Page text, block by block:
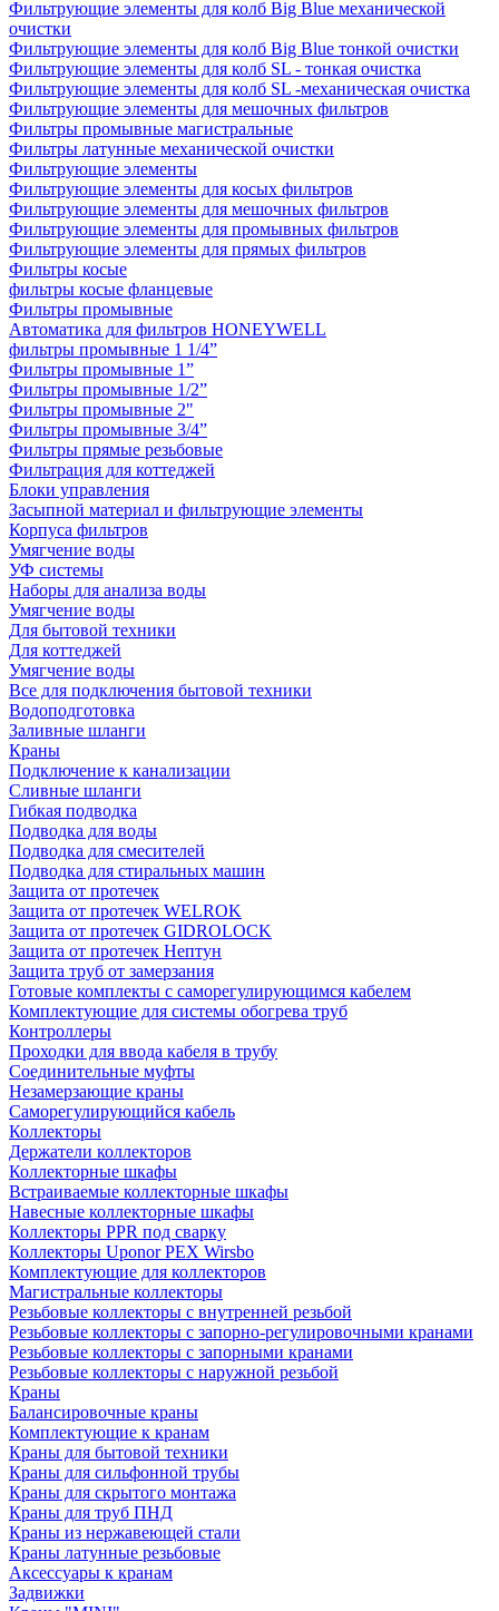
Фильтрующие элементы для колб Big Blue механической
очистки
Фильтрующие элементы для колб Big Blue тонкой очистки
Фильтрующие элементы для колб SL - тонкая очистка
Фильтрующие элементы для колб SL -механическая очистка
Фильтрующие элементы для мешочных фильтров
Фильтры промывные магистральные
Фильтры латунные механической очистки
Фильтрующие элементы
Фильтрующие элементы для косых фильтров
Фильтрующие элементы для мешочных фильтров
Фильтрующие элементы для промывных фильтров
Фильтрующие элементы для прямых фильтров
Фильтры косые
фильтры косые фланцевые
Фильтры промывные
Автоматика для фильтров HONEYWELL
фильтры промывные 1 1/4”
Фильтры промывные 1”
Фильтры промывные 1/2”
Фильтры промывные 2"
Фильтры промывные 3/4”
Фильтры прямые резьбовые
Фильтрация для коттеджей
Блоки управления
Засыпной материал и фильтрующие элементы
Корпуса фильтров
Умягчение воды
УФ системы
Наборы для анализа воды
Умягчение воды
Для бытовой техники
Для коттеджей
Умягчение воды
Все для подключения бытовой техники
Водоподготовка
Заливные шланги
Краны
Подключение к канализации
Сливные шланги
Гибкая подводка
Подводка для воды
Подводка для смесителей
Подводка для стиральных машин
Защита от протечек
Защита от протечек WELROK
Защита от протечек GIDROLOCK
Защита от протечек Нептун
Защита труб от замерзания
Готовые комплекты с саморегулирующимся кабелем
Комплектующие для системы обогрева труб
Контроллеры
Проходки для ввода кабеля в трубу
Соединительные муфты
Незамерзающие краны
Саморегулирующийся кабель
Коллекторы
Держатели коллекторов
Коллекторные шкафы
Встраиваемые коллекторные шкафы
Навесные коллекторные шкафы
Коллекторы PPR под сварку
Коллекторы Uponor PEX Wirsbo
Комплектующие для коллекторов
Магистральные коллекторы
Резьбовые коллекторы с внутренней резьбой
Резьбовые коллекторы с запорно-регулировочными кранами
Резьбовые коллекторы с запорными кранами
Резьбовые коллекторы с наружной резьбой
Краны
Балансировочные краны
Комплектующие к кранам
Краны для бытовой техники
Краны для сильфонной трубы
Краны для скрытого монтажа
Краны для труб ПНД
Краны из нержавеющей стали
Краны латунные резьбовые
Аксессуары к кранам
Задвижки